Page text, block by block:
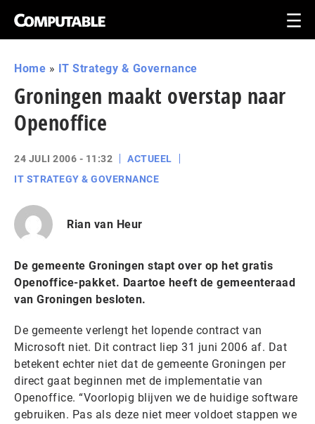
Home » IT Strategy & Governance
Groningen maakt overstap naar
Openoffice
24 JULI 2006 - 11:32
ACTUEEL
IT STRATEGY & GOVERNANCE
Rian van Heur
De gemeente Groningen stapt over op het gratis
Openoffice-pakket. Daartoe heeft de gemeenteraad
van Groningen besloten.
De gemeente verlengt het lopende contract van
Microsoft niet. Dit contract liep 31 juni 2006 af. Dat
betekent echter niet dat de gemeente Groningen per
direct gaat beginnen met de implementatie van
Openoffice. “Voorlopig blijven we de huidige software
gebruiken. Pas als deze niet meer voldoet stappen we